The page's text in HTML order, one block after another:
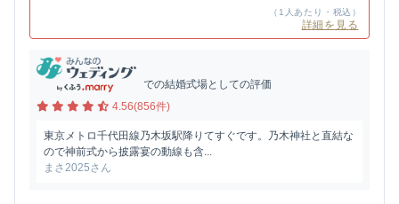
（1人あたり・税込）
詳細を見る
での結婚式場としての評価
4.56(856件)
東京メトロ千代田線乃木坂駅降りてすぐです。乃木神社と直結な
ので神前式から披露宴の動線も含...
まさ2025さん